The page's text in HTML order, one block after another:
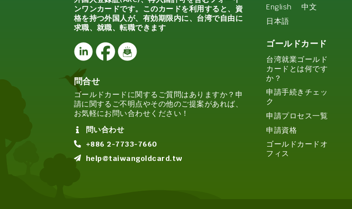
ンワンカードです。このカードを利用すると、資
格を持つ外国人が、有効期限内に、台湾で自由に
求職、就職、転職できます
問合せ
ゴールドカードに関するご質問はありますか？申
請に関するご不明点やその他のご提案があれば、
お気軽にお問い合わせください！
問い合わせ
+886 2-7733-7660
help@taiwangoldcard.tw
English
中文
日本語
ゴールドカード
台湾就業ゴールド
カードとは何です
か？
申請手続きチェッ
ク
申請プロセス一覧
申請資格
ゴールドカードオ
フィス